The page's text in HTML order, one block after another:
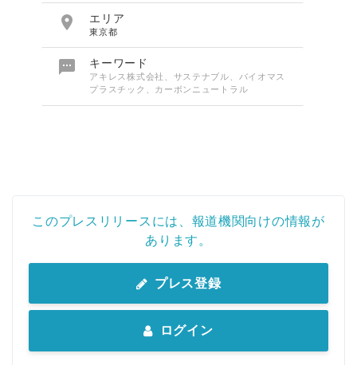
 エリア
東京都
 キーワード
アキレス株式会社、サステナブル、バイオマス
プラスチック、カーボンニュートラル
このプレスリリースには、報道機関向けの情報が
あります。
プレス登録
ログイン